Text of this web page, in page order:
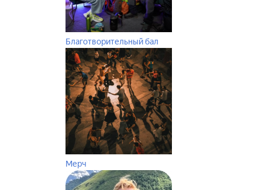
Благотворительный бал
Мерч